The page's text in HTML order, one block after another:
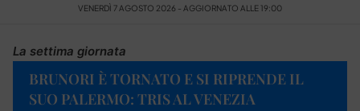
VENERDÌ 7 AGOSTO 2026 - AGGIORNATO ALLE 19:00
La settima giornata
BRUNORI È TORNATO E SI RIPRENDE IL
SUO PALERMO: TRIS AL VENEZIA